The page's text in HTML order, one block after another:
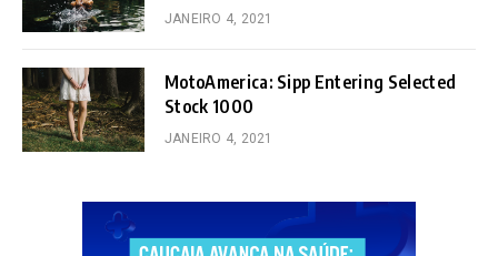
JANEIRO 4, 2021
MotoAmerica: Sipp Entering Selected
Stock 1000
JANEIRO 4, 2021